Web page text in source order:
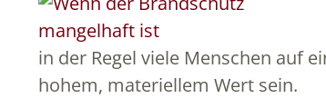
in der Regel viele Menschen auf
hohem, materiellem Wert sein.